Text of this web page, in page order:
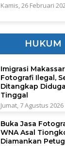
Kamis, 26 Februari
HUKUM
Imigrasi
Fotografi Ilegal,
Ditangkap
Tinggal
Jumat, 7 Agustus 2026
Buka Jasa
WNA Asal
Diamankan